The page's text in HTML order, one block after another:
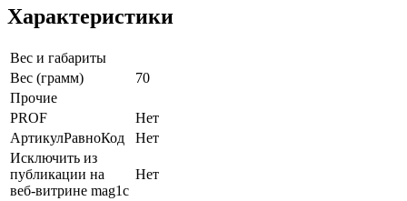
Характеристики
Вес и габариты
Вес (грамм)
70
Прочие
PROF
Нет
АртикулРавноКод
Нет
Исключить из
публикации на
веб-витрине mag1c
Нет